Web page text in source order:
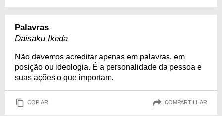
Palavras
Daisaku Ikeda
Não devemos acreditar apenas em palavras, em
posição ou ideologia. É a personalidade da pessoa e
suas ações o que importam.
COPIAR COMPARTILHAR